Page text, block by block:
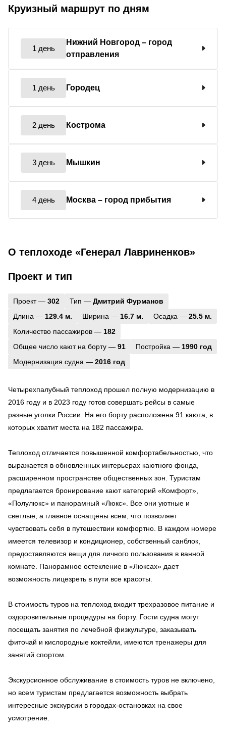
Круизный маршрут по дням
1 день
Нижний Новгород – город
отправления
1 день Городец
2 день Кострома
3 день Мышкин
4 день Москва – город прибытия
О теплоходе «Генерал Лавриненков»
Проект и тип
Проект — 302 Тип — Дмитрий Фурманов
Длина — 129.4 м. Ширина — 16.7 м. Осадка — 25.5 м.
Количество пассажиров — 182
Общее число кают на борту — 91 Постройка — 1990 год
Модернизация судна — 2016 год
Четырехпалубный теплоход прошел полную модернизацию в
2016 году и в 2023 году готов совершать рейсы в самые
разные уголки России. На его борту расположена 91 каюта, в
которых хватит места на 182 пассажира.
Теплоход отличается повышенной комфортабельностью, что
выражается в обновленных интерьерах каютного фонда,
расширенном пространстве общественных зон. Туристам
предлагается бронирование кают категорий «Комфорт»,
«Полулюкс» и панорамный «Люкс». Все они уютные и
светлые, а главное оснащены всем, что позволяет
чувствовать себя в путешествии комфортно. В каждом номере
имеется телевизор и кондиционер, собственный санблок,
предоставляются вещи для личного пользования в ванной
комнате. Панорамное остекление в «Люксах» дает
возможность лицезреть в пути все красоты.
В стоимость туров на теплоход входит трехразовое питание и
оздоровительные процедуры на борту. Гости судна могут
посещать занятия по лечебной физкультуре, заказывать
фиточай и кислородные коктейли, имеются тренажеры для
занятий спортом.
Экскурсионное обслуживание в стоимость туров не включено,
но всем туристам предлагается возможность выбрать
интересные экскурсии в городах-остановках на свое
усмотрение.